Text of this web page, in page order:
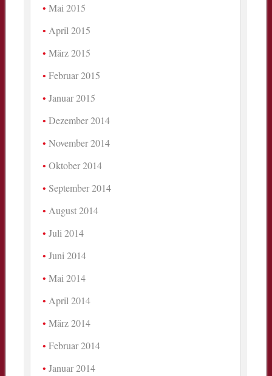
Mai 2015
April 2015
März 2015
Februar 2015
Januar 2015
Dezember 2014
November 2014
Oktober 2014
September 2014
August 2014
Juli 2014
Juni 2014
Mai 2014
April 2014
März 2014
Februar 2014
Januar 2014